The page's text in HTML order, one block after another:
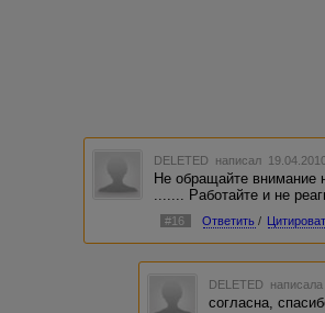
DELETED написал
Не обращайте внимание
....... Работайте и не
#16 Ответить /
DELETED
согласна,